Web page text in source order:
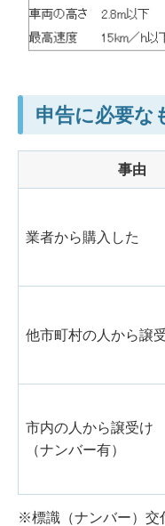
申告に必要な
事由
業者から購入した
他市町村の人から譲
市内の人から譲受け
（ナンバー有）
※標識（ナンバー）交